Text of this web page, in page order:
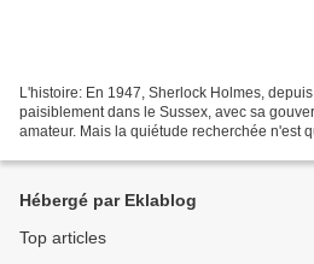
L'histoire: En 1947, Sherlock Holmes,
paisiblement dans le Sussex, avec sa
amateur. Mais la quiétude recherchée n'est
Hébergé par Eklablog
Top articles